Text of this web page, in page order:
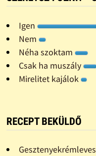
Igen
Nem
Néha szoktam
Csak ha muszály
Mirelitet kajálok
RECEPT BEKÜLDŐ
Gesztenyekrémleves